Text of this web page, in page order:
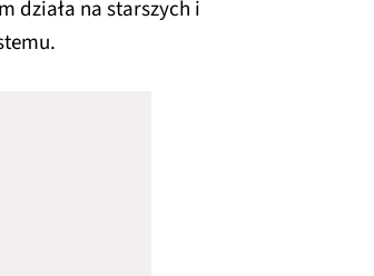
działa na starszych i